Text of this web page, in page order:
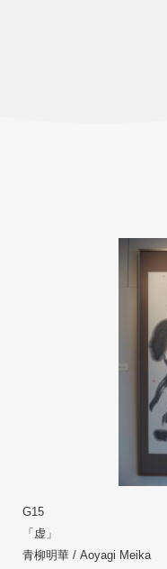
G15
「虚」
青柳明華 / Aoyagi Meika